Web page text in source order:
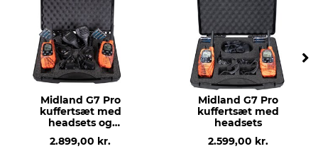
Midland G7 Pro
kuffertsæt med
headsets og
højttalermikrofoner
2.899,00 kr.
Midland G7 Pro
kuffertsæt med
headsets
2.599,00 kr.